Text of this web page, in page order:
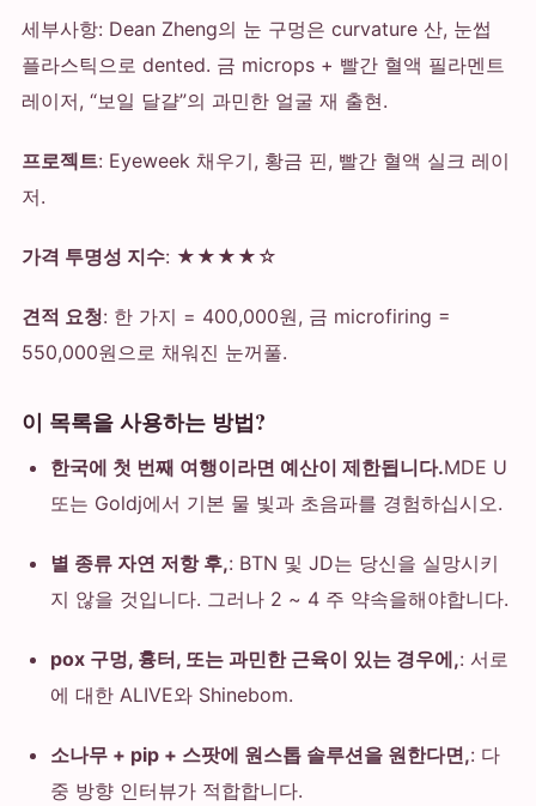
세부사항: Dean Zheng의 눈 구멍은 curvature 산, 눈썹
플라스틱으로 dented. 금 microps + 빨간 혈액 필라멘트
레이저, “보일 달걀”의 과민한 얼굴 재 출현.
프로젝트: Eyeweek 채우기, 황금 핀, 빨간 혈액 실크 레이
저.
가격 투명성 지수: ★★★★☆
견적 요청: 한 가지 = 400,000원, 금 microfiring =
550,000원으로 채워진 눈꺼풀.
이 목록을 사용하는 방법?
한국에 첫 번째 여행이라면 예산이 제한됩니다.MDE U
또는 Goldj에서 기본 물 빛과 초음파를 경험하십시오.
별 종류 자연 저항 후,: BTN 및 JD는 당신을 실망시키
지 않을 것입니다. 그러나 2 ~ 4 주 약속을해야합니다.
pox 구멍, 흉터, 또는 과민한 근육이 있는 경우에,: 서로
에 대한 ALIVE와 Shinebom.
소나무 + pip + 스팟에 원스톱 솔루션을 원한다면,: 다
중 방향 인터뷰가 적합합니다.